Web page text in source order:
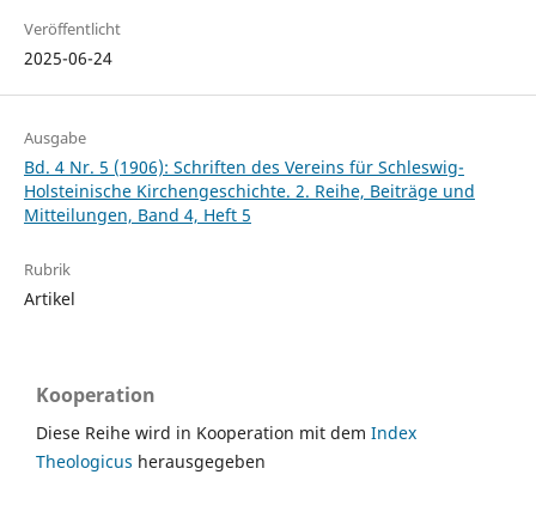
Veröffentlicht
2025-06-24
Ausgabe
Bd. 4 Nr. 5 (1906): Schriften des Vereins für Schleswig-
Holsteinische Kirchengeschichte. 2. Reihe, Beiträge und
Mitteilungen, Band 4, Heft 5
Rubrik
Artikel
Kooperation
Diese Reihe wird in Kooperation mit dem Index
Theologicus herausgegeben